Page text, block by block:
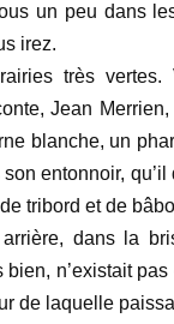
un peu dans
irez.
très vertes.
Jean
blanche, un
entonnoir,
tribord et de
dans la
n’existait
de laquelle